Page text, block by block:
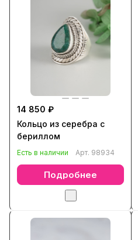
14 850 ₽
Кольцо из серебра с
бериллом
Есть в наличии Арт. 98934
Подробнее